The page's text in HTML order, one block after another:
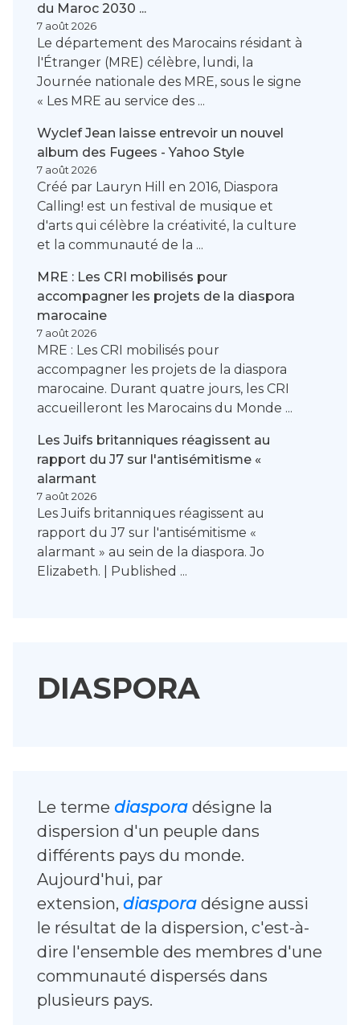
du Maroc 2030 ...
7 août 2026
Le département des Marocains résidant à
l'Étranger (MRE) célèbre, lundi, la
Journée nationale des MRE, sous le signe
« Les MRE au service des ...
Wyclef Jean laisse entrevoir un nouvel
album des Fugees - Yahoo Style
7 août 2026
Créé par Lauryn Hill en 2016, Diaspora
Calling! est un festival de musique et
d'arts qui célèbre la créativité, la culture
et la communauté de la ...
MRE : Les CRI mobilisés pour
accompagner les projets de la diaspora
marocaine
7 août 2026
MRE : Les CRI mobilisés pour
accompagner les projets de la diaspora
marocaine. Durant quatre jours, les CRI
accueilleront les Marocains du Monde ...
Les Juifs britanniques réagissent au
rapport du J7 sur l'antisémitisme «
alarmant
7 août 2026
Les Juifs britanniques réagissent au
rapport du J7 sur l'antisémitisme «
alarmant » au sein de la diaspora. Jo
Elizabeth. | Published ...
DIASPORA
Le terme diaspora désigne la
dispersion d'un peuple dans
différents pays du monde.
Aujourd'hui, par
extension, diaspora désigne aussi
le résultat de la dispersion, c'est-à-
dire l'ensemble des membres d'une
communauté dispersés dans
plusieurs pays.